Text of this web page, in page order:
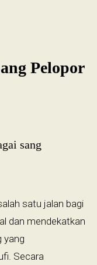
Pelopor
sang
satu jalan bagi
dan mendekatkan
yang
Secara